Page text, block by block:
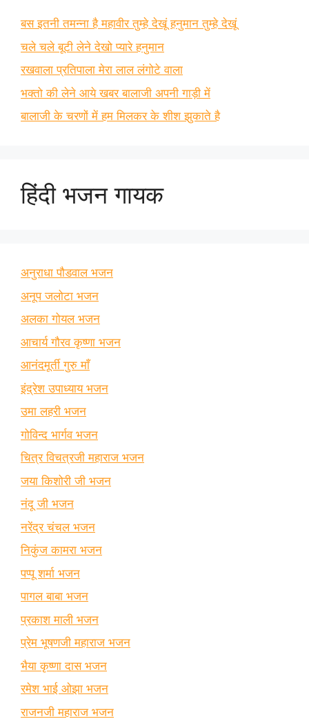
बस इतनी तमन्ना है महावीर तुम्हे देखूं हनुमान तुम्हे देखूं
चले चले बूटी लेने देखो प्यारे हनुमान
रखवाला प्रतिपाला मेरा लाल लंगोटे वाला
भक्तो की लेने आये खबर बालाजी अपनी गाड़ी में
बालाजी के चरणों में हम मिलकर के शीश झुकाते है
हिंदी भजन गायक
अनुराधा पौडवाल भजन
अनूप जलोटा भजन
अलका गोयल भजन
आचार्य गौरव कृष्णा भजन
आनंदमूर्ती गुरु माँ
इंद्रेश उपाध्याय भजन
उमा लहरी भजन
गोविन्द भार्गव भजन
चित्र विचत्रजी महाराज भजन
जया किशोरी जी भजन
नंदू जी भजन
नरेंद्र चंचल भजन
निकुंज कामरा भजन
पप्पू शर्मा भजन
पागल बाबा भजन
प्रकाश माली भजन
प्रेम भूषणजी महाराज भजन
भैया कृष्णा दास भजन
रमेश भाई ओझा भजन
राजनजी महाराज भजन